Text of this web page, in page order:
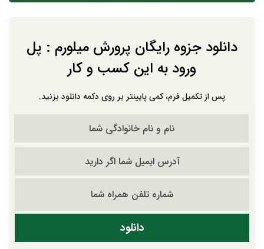
دانلود جزوه رایگان پرورش میلورم : پل
ورود به این کسب و کار
پس از تکمیل فرم، کمی پایینتر بر روی دکمه دانلود بزنید.